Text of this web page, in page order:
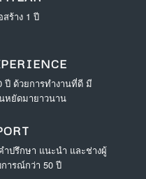
ร้าง 1 ปี
ปี ด้วยการทำงานที่ดี มี
หยัดมายาวนาน
ปรึกษา แนะนำ และช่างผู้
ารณ์กว่า 50 ปี